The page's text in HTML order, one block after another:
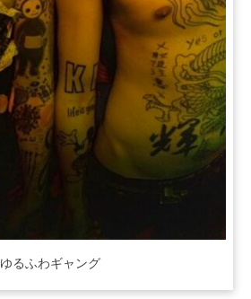
ゆるふわギャング